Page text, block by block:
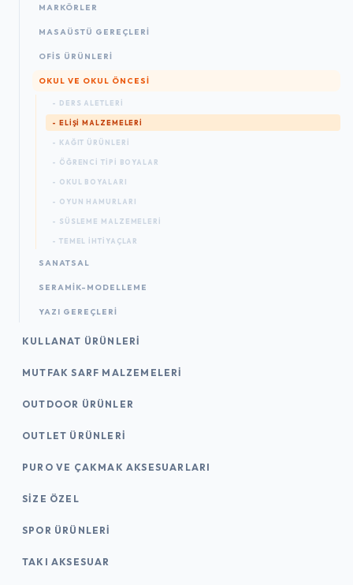
MARKÖRLER
MASAÜSTÜ GEREÇLERI
OFIS ÜRÜNLERI
OKUL VE OKUL ÖNCESİ
- DERS ALETLERI
- ELIŞI MALZEMELERI
- KAĞIT ÜRÜNLERI
- ÖĞRENCI TIPI BOYALAR
- OKUL BOYALARI
- OYUN HAMURLARI
- SÜSLEME MALZEMELERI
- TEMEL İHTIYAÇLAR
SANATSAL
SERAMİK-MODELLEME
YAZI GEREÇLERI
KULLANAT ÜRÜNLERI
MUTFAK SARF MALZEMELERI
OUTDOOR ÜRÜNLER
OUTLET ÜRÜNLERI
PURO VE ÇAKMAK AKSESUARLARI
SIZE ÖZEL
SPOR ÜRÜNLERI
TAKI AKSESUAR